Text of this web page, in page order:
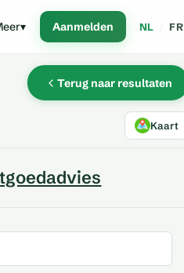
▾ Aanmelden NL FR
Terug naar resultaten
Kaart